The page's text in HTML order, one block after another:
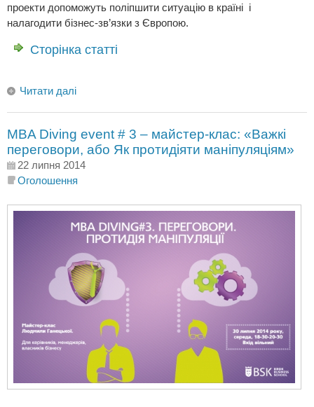
проекти допоможуть поліпшити ситуацію в країні і
налагодити бізнес-зв’язки з Європою.
Сторінка статті
Читати далі
MBA Diving еvent # 3 – майстер-клас: «Важкі
переговори, або Як протидіяти маніпуляціям»
22 липня 2014
Оголошення